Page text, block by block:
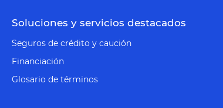
Soluciones y servicios destacados
Seguros de crédito y caución
Financiación
Glosario de términos